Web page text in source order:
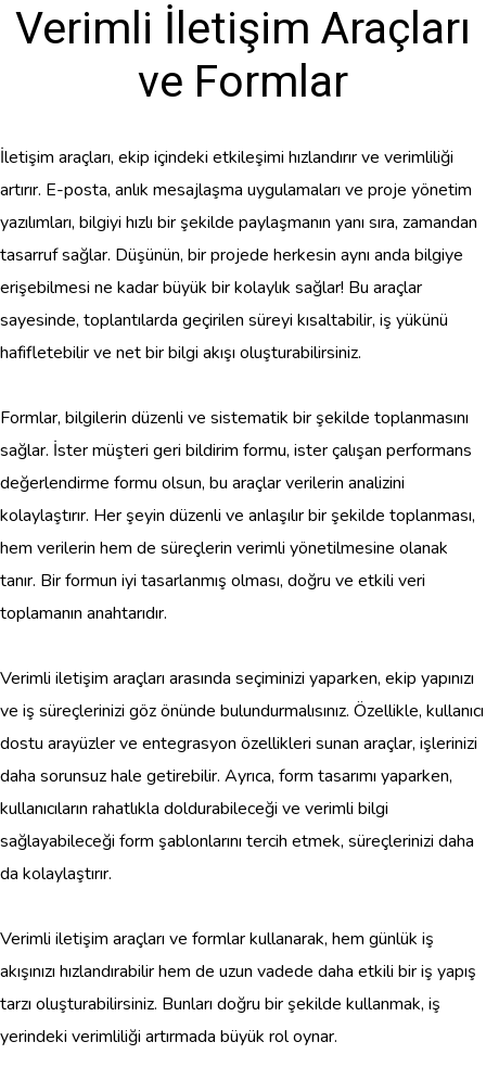
Verimli İletişim Araçları
ve Formlar
İletişim araçları, ekip içindeki etkileşimi hızlandırır ve verimliliği
artırır. E-posta, anlık mesajlaşma uygulamaları ve proje yönetim
yazılımları, bilgiyi hızlı bir şekilde paylaşmanın yanı sıra, zamandan
tasarruf sağlar. Düşünün, bir projede herkesin aynı anda bilgiye
erişebilmesi ne kadar büyük bir kolaylık sağlar! Bu araçlar
sayesinde, toplantılarda geçirilen süreyi kısaltabilir, iş yükünü
hafifletebilir ve net bir bilgi akışı oluşturabilirsiniz.
Formlar, bilgilerin düzenli ve sistematik bir şekilde toplanmasını
sağlar. İster müşteri geri bildirim formu, ister çalışan performans
değerlendirme formu olsun, bu araçlar verilerin analizini
kolaylaştırır. Her şeyin düzenli ve anlaşılır bir şekilde toplanması,
hem verilerin hem de süreçlerin verimli yönetilmesine olanak
tanır. Bir formun iyi tasarlanmış olması, doğru ve etkili veri
toplamanın anahtarıdır.
Verimli iletişim araçları arasında seçiminizi yaparken, ekip yapınızı
ve iş süreçlerinizi göz önünde bulundurmalısınız. Özellikle, kullanıcı
dostu arayüzler ve entegrasyon özellikleri sunan araçlar, işlerinizi
daha sorunsuz hale getirebilir. Ayrıca, form tasarımı yaparken,
kullanıcıların rahatlıkla doldurabileceği ve verimli bilgi
sağlayabileceği form şablonlarını tercih etmek, süreçlerinizi daha
da kolaylaştırır.
Verimli iletişim araçları ve formlar kullanarak, hem günlük iş
akışınızı hızlandırabilir hem de uzun vadede daha etkili bir iş yapış
tarzı oluşturabilirsiniz. Bunları doğru bir şekilde kullanmak, iş
yerindeki verimliliği artırmada büyük rol oynar.